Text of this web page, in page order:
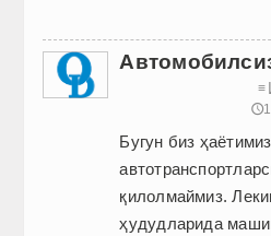
≡
Бугун биз
қилолмаймиз.
ҳудудларида